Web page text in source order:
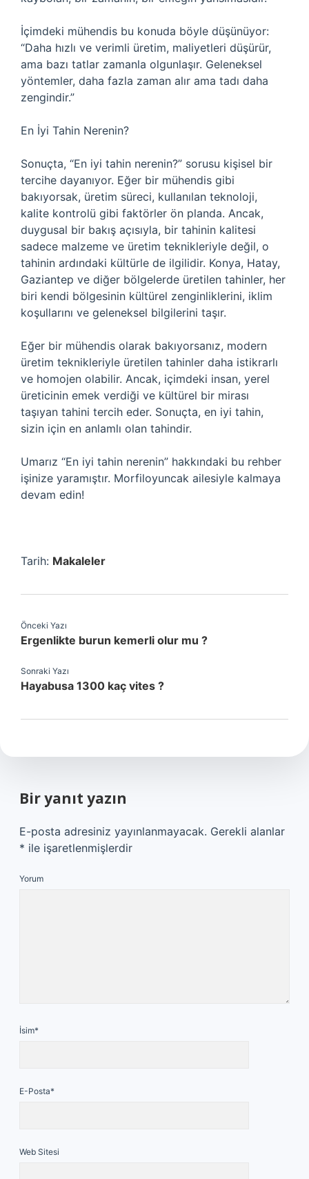
İçimdeki mühendis bu konuda böyle düşünüyor:
“Daha hızlı ve verimli üretim, maliyetleri düşürür,
ama bazı tatlar zamanla olgunlaşır. Geleneksel
yöntemler, daha fazla zaman alır ama tadı daha
zengindir.”
En İyi Tahin Nerenin?
Sonuçta, “En iyi tahin nerenin?” sorusu kişisel bir
tercihe dayanıyor. Eğer bir mühendis gibi
bakıyorsak, üretim süreci, kullanılan teknoloji,
kalite kontrolü gibi faktörler ön planda. Ancak,
duygusal bir bakış açısıyla, bir tahinin kalitesi
sadece malzeme ve üretim teknikleriyle değil, o
tahinin ardındaki kültürle de ilgilidir. Konya, Hatay,
Gaziantep ve diğer bölgelerde üretilen tahinler, her
biri kendi bölgesinin kültürel zenginliklerini, iklim
koşullarını ve geleneksel bilgilerini taşır.
Eğer bir mühendis olarak bakıyorsanız, modern
üretim teknikleriyle üretilen tahinler daha istikrarlı
ve homojen olabilir. Ancak, içimdeki insan, yerel
üreticinin emek verdiği ve kültürel bir mirası
taşıyan tahini tercih eder. Sonuçta, en iyi tahin,
sizin için en anlamlı olan tahindir.
Umarız “En iyi tahin nerenin” hakkındaki bu rehber
işinize yaramıştır. Morfiloyuncak ailesiyle kalmaya
devam edin!
Tarih: Makaleler
Önceki Yazı
Ergenlikte burun kemerli olur mu ?
Sonraki Yazı
Hayabusa 1300 kaç vites ?
Bir yanıt yazın
E-posta adresiniz yayınlanmayacak. Gerekli alanlar
* ile işaretlenmişlerdir
Yorum
İsim*
E-Posta*
Web Sitesi